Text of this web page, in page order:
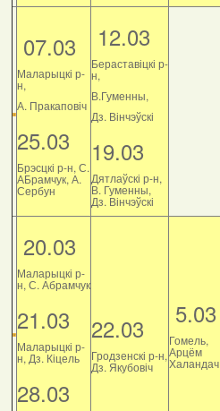
07.03
Маларыцкі р-
н,
А. Пракаповіч
25.03
Брэсцкі р-н, С.
АБрамчук, А.
Сербун
12.03
Бераставіцкі р-
н,
В.Гуменны,
Дз. Вінчэўскі
19.03
Дятлаўскі р-н,
В. Гуменны,
Дз. Вінчэўскі
20.03
Маларыцкі р-
н, С. Абрамчук
21.03
Маларыцкі р-
н, Дз. Кіцель
28.03
22.03
Гродзенскі р-н,
Дз. Якубовіч
5.03
Гомель,
Арцём
Халандач